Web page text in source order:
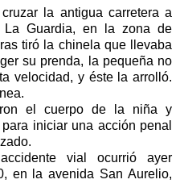
la antigua carretera a
Guardia, en la zona de
tiró la chinela que llevaba
su prenda, la pequeña no
velocidad, y éste la arrolló.
el cuerpo de la niña y
iniciar una acción penal
vial ocurrió ayer
en la avenida San Aurelio,